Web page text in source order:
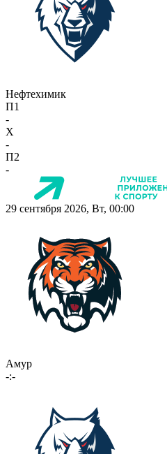
Нефтехимик
П1
-
X
-
П2
-
29 сентября 2026, Вт, 00:00
Амур
-:-